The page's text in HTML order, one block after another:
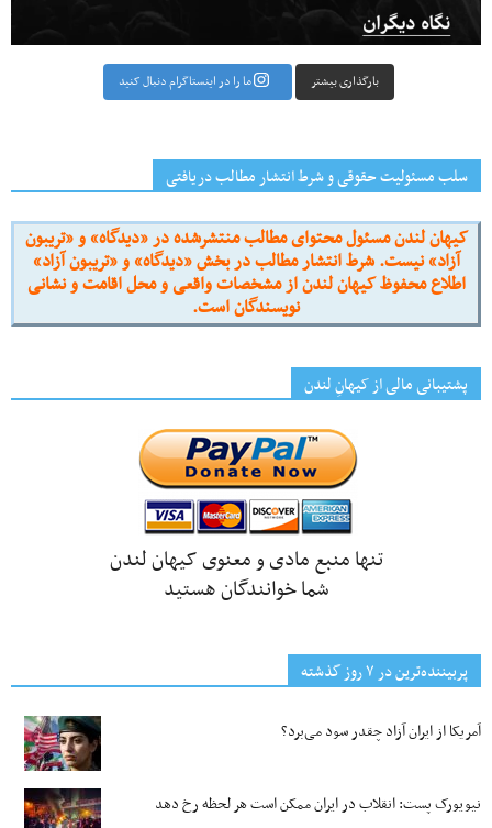
بارگذاری بیشتر ما را در اینستاگرام دنبال کنید
سلب مسئولیت حقوقی و شرط انتشار مطالب دریافتی
کیهان لندن مسئول محتوای مطالب منتشرشده در «دیدگاه» و «تریبون
آزاد» نیست. شرط انتشار مطالب در بخش «دیدگاه» و «تریبون آزاد»
اطلاع محفوظ کیهان لندن از مشخصات واقعی و محل اقامت و نشانی
نویسندگان است.
پشتیبانی مالی از کیهانِ لندن
تنها منبع مادی و معنوی کیهان لندن
شما خوانندگان هستید
پربیننده‌ترین‌ در ۷ روز گذشته
آمریکا از ایران آزاد چقدر سود می‌برد؟
نیویورک پست: انقلاب در ایران ممکن است هر لحظه رخ دهد